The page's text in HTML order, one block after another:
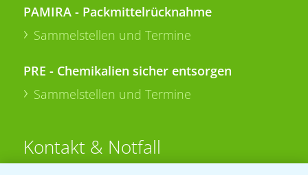
PAMIRA - Packmittelrücknahme
Sammelstellen und Termine
PRE - Chemikalien sicher entsorgen
Sammelstellen und Termine
Kontakt & Notfall